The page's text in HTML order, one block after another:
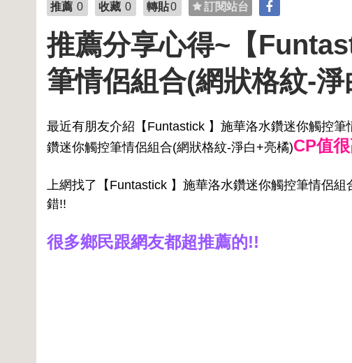
推薦 0 收藏 0 轉貼0 訂閱站台
推薦分享心得~【
筆情侶組合(網狀格紋-淨
最近有朋友介紹【Funtastick 】施華洛水鑽迷你觸控
鑽迷你觸控筆情侶組合(網狀格紋-淨白+亮橘)CP值
上網找了【Funtastick 】施華洛水鑽迷你觸控筆情侶
錯!!
很多鄉民跟網友都超推薦的!!